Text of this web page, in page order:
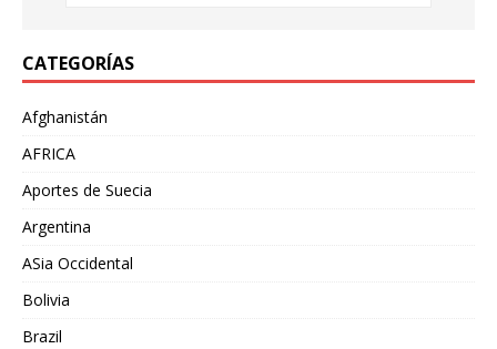
CATEGORÍAS
Afghanistán
AFRICA
Aportes de Suecia
Argentina
ASia Occidental
Bolivia
Brazil